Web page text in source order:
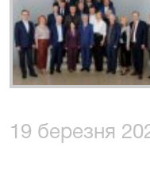
19 березня